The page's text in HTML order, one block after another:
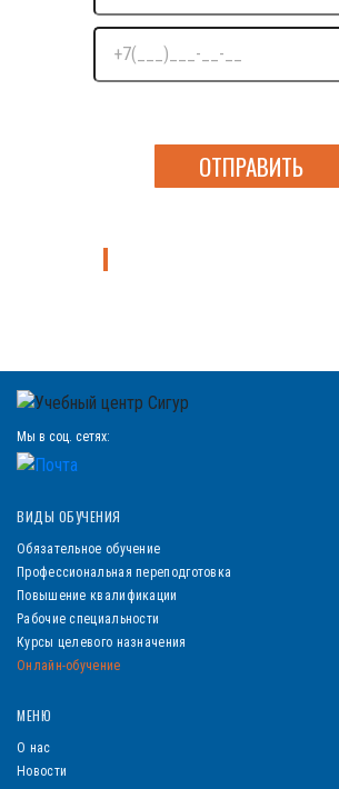
Мы в соц. сетях:
ВИДЫ ОБУЧЕНИЯ
Обязательное обучение
Профессиональная переподготовка
Повышение квалификации
Рабочие специальности
Курсы целевого назначения
Онлайн-обучение
МЕНЮ
О нас
Новости